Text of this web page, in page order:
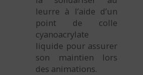
leurre à l’aide d’un
point de colle
cyanoacrylate
liquide pour assurer
son maintien lors
des animations.